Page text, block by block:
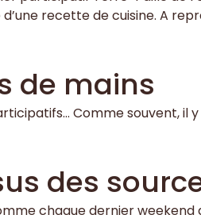
recette de cuisine. A
de mains
Comme souvent, il
des
chaque dernier weekend